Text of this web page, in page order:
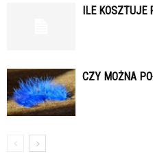
ILE KOSZTUJE
CZY MOŻNA